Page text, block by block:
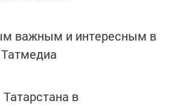
важным и интересным в
Татмедиа
в